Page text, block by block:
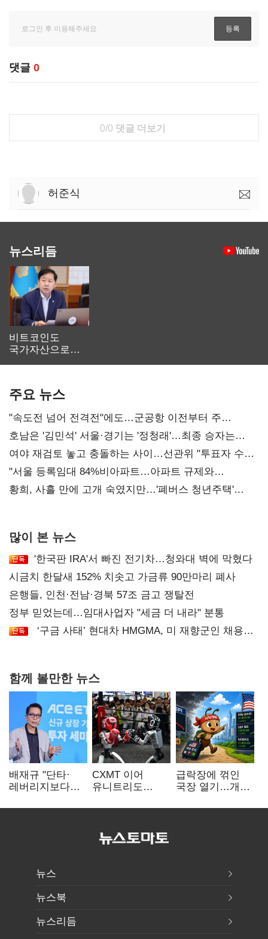
댓글 0
0/0 댓글 더보기
허준식
뉴스리듬
비트코인도
국가자산으로…'
주요 뉴스
"속도전 넘어 전격전"에도…군공항 이전부터 주
52시간까지 '뇌관'
호남은 '김민석' 서울·경기는 '정청래'…최종 승자는
'안갯속'
여야 재검토 놓고 충돌하는 사이…선관위 "투표자 수
오차 당연"
"서울 등록임대 84%비아파트…아파트 규제와
달리해야"
황희, 사흘 만에 고개 숙였지만…'폐버스 청년주택'
많이 본 뉴스
'한국판 IRA'서 빠진 전기차…청와대 벽에 막혔다
시금치 한달새 152% 치솟고 가금류 90만마리 폐사
은행들, 인천·전남·경북 57조 금고 쟁탈전
정부 믿었는데…임대사업자 "세금 더 내라" 분통
‘구금 사태’ 현대차 HMGMA, 미 재향군인 채용
함께 볼만한 뉴스
배재규 "단타·
레버리지보다
장기투자…
CXMT 이어
유니트리도
영향 '촉각'
급락장에 꺾인
국장 열기…개인
해외로
뉴스
뉴스북
뉴스리듬